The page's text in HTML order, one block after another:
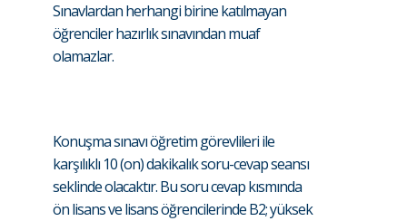
Sınavlardan herhangi birine katılmayan
öğrenciler hazırlık sınavından muaf
olamazlar.
Konuşma sınavı öğretim görevlileri ile
karşılıklı 10 (on) dakikalık soru-cevap seansı
seklinde olacaktır. Bu soru cevap kısmında
ön lisans ve lisans öğrencilerinde B2; yüksek